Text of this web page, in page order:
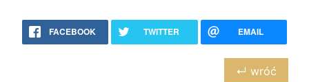
FACEBOOK TWITTER EMAIL
↵ wróć